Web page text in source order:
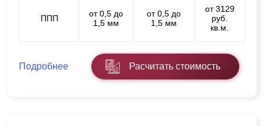
ППП
от 0,5 до
1,5 мм
от 0,5 до
1,5 мм
от 3129
руб.
кв.м.
Подробнее Расчитать стоимость